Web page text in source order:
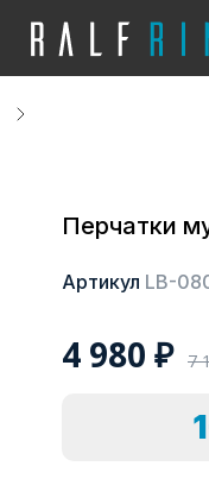
Перчатки
Артикул LB-
4 980 ₽ 7